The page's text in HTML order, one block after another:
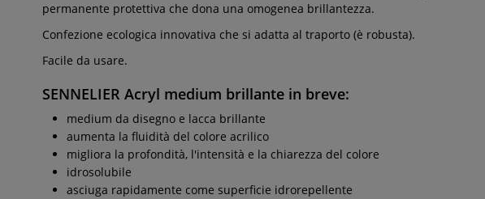
permanente protettiva che dona una omogenea brillantezza.
Confezione ecologica innovativa che si adatta al traporto (è robusta).
Facile da usare.
SENNELIER Acryl medium brillante in breve:
medium da disegno e lacca brillante
aumenta la fluidità del colore acrilico
migliora la profondità, l'intensità e la chiarezza del colore
idrosolubile
asciuga rapidamente come superficie idrorepellente